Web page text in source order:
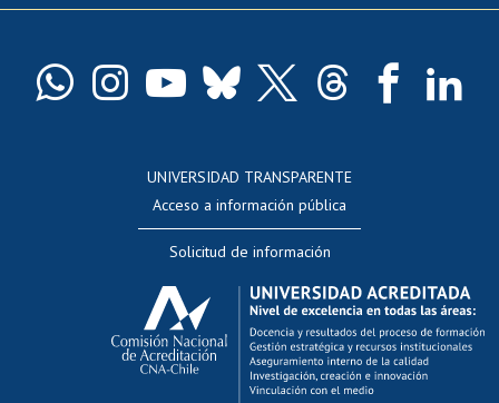
Docentes
Evaluación docente
Calificación académica
Postulación al AUCAI
Funcionarias/os
Cursos internos de capacitación
UNIVERSIDAD TRANSPARENTE
Acceso a información pública
Solicitud de información